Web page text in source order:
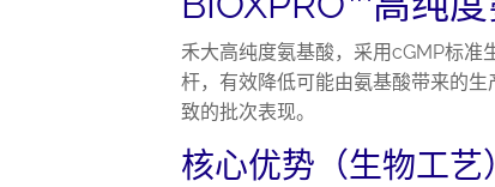
禾大高纯度氨基酸，采用cGMP标准
杆，有效降低可能由氨基酸带来的
致的批次表现。
核心优势（生物工艺